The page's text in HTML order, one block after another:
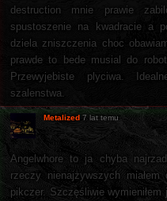
destruction mnie prawie
spustoszenie na kwadracie a
dziela zniszczenia choc
prawde to bede musial do
Przewyjebiste plyciwa.
szalenstwa.
Metalized 7 lat temu
Angelwhore to ja chyba
rzeczy nienajżywszych
pikczer. Szczęśliwie